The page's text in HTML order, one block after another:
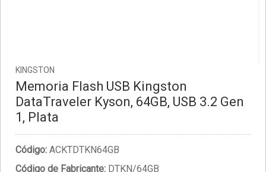
KINGSTON
Memoria Flash USB Kingston
DataTraveler Kyson, 64GB, USB 3.2 Gen
1, Plata
Código: ACKTDTKN64GB
Código de Fabricante: DTKN/64GB